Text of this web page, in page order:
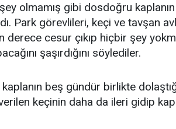
olmamış gibi dosdoğru
Park görevlileri, keçi ve tavşan
derece cesur çıkıp hiçbir şey
şaşırdığını söylediler.
beş gündür birlikte
keçinin daha da ileri gidip